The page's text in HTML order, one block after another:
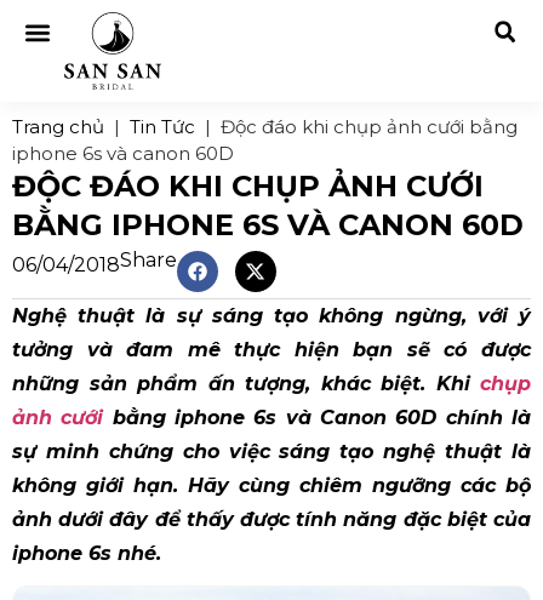
Trang chủ | Tin Tức | Độc đáo khi chụp ảnh cưới bằng
iphone 6s và canon 60D
ĐỘC ĐÁO KHI CHỤP ẢNH CƯỚI
BẰNG IPHONE 6S VÀ CANON 60D
06/04/2018Share
Nghệ thuật là sự sáng tạo không ngừng, với ý
tưởng và đam mê thực hiện bạn sẽ có được
những sản phẩm ấn tượng, khác biệt. Khi chụp
ảnh cướibằng iphone 6s và Canon 60D chính là
sự minh chứng cho việc sáng tạo nghệ thuật là
không giới hạn. Hãy cùng chiêm ngưỡng các bộ
ảnh dưới đây để thấy được tính năng đặc biệt của
iphone 6s nhé.